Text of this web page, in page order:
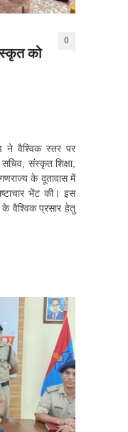
को
0
ने वैश्विक स्तर पर
संस्कृत शिक्षा,
के दूतावास में
भेंट की। इस
के वैश्विक प्रसार हेतु